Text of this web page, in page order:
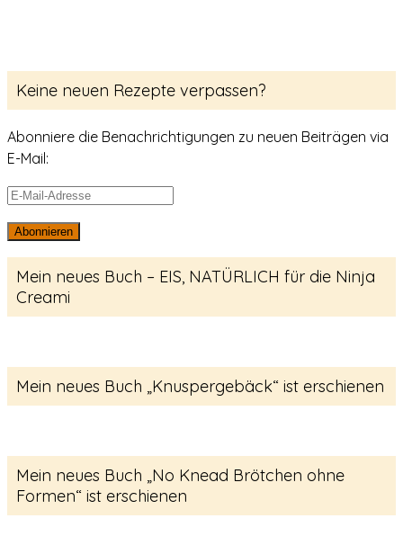
Keine neuen Rezepte verpassen?
Abonniere die Benachrichtigungen zu neuen Beiträgen via
E-Mail:
E-
Adresse
Abonnieren
Mein neues Buch – EIS, NATÜRLICH für die Ninja
Creami
Mein neues Buch „Knuspergebäck“ ist erschienen
Mein neues Buch „No Knead Brötchen ohne
Formen“ ist erschienen